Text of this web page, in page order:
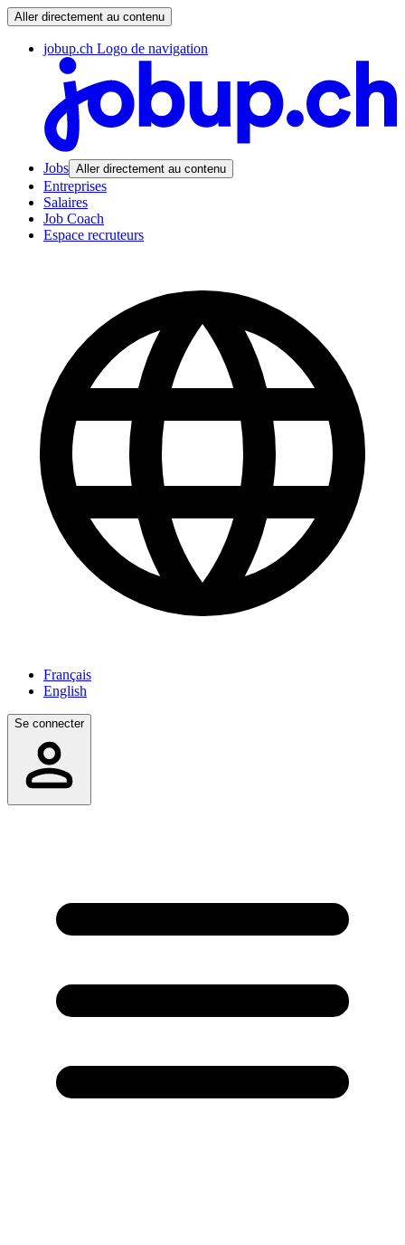
Aller directement au contenu
jobup.ch Logo de navigation
Jobs Aller directement au contenu
Entreprises
Salaires
Job Coach
Espace recruteurs
Français
English
Se connecter